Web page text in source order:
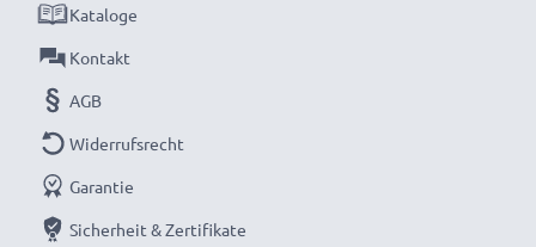
Kataloge
Kontakt
AGB
Widerrufsrecht
Garantie
Sicherheit & Zertifikate